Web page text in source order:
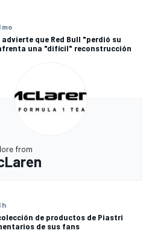
mo
que Red Bull "perdió su
una "difícil" reconstrucción
from
h
de productos de Piastri
de sus fans